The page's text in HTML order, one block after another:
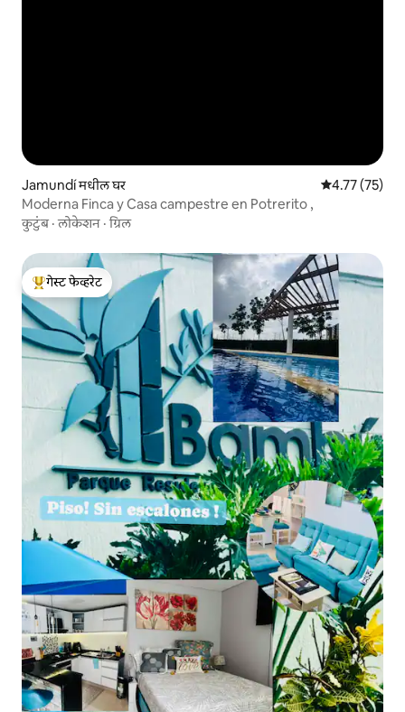
Jamundí मधील घर 5 पैकी 4.77
4.77 (75)
Moderna Finca y Casa campestre en Potrerito ,
कुटुंब·लोकेशन ·ग्रिल
टॉप गेस्ट फेव्हरेट
गेस्ट फेव्हरेट